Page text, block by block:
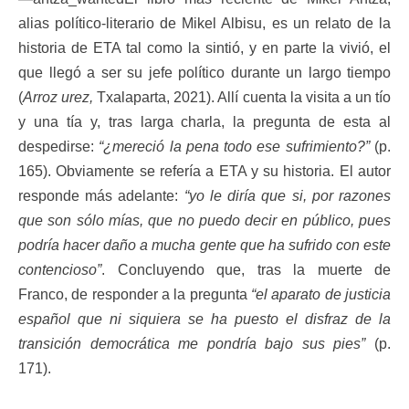
alias político-literario de Mikel Albisu, es un relato de la
historia de ETA tal como la sintió, y en parte la vivió, el
que llegó a ser su jefe político durante un largo tiempo
(Arroz urez,Txalaparta, 2021). Allí cuenta la visita a un tío
y una tía y, tras larga charla, la pregunta de esta al
despedirse: “¿mereció la pena todo ese sufrimiento?”(p.
165). Obviamente se refería a ETA y su historia. El autor
responde más adelante: “yo le diría que si, por razones
que son sólo mías, que no puedo decir en público, pues
podría hacer daño a mucha gente que ha sufrido con este
contencioso”. Concluyendo que, tras la muerte de
Franco, de responder a la pregunta “el aparato de justicia
español que ni siquiera se ha puesto el disfraz de la
transición democrática me pondría bajo sus pies”(p.
171).